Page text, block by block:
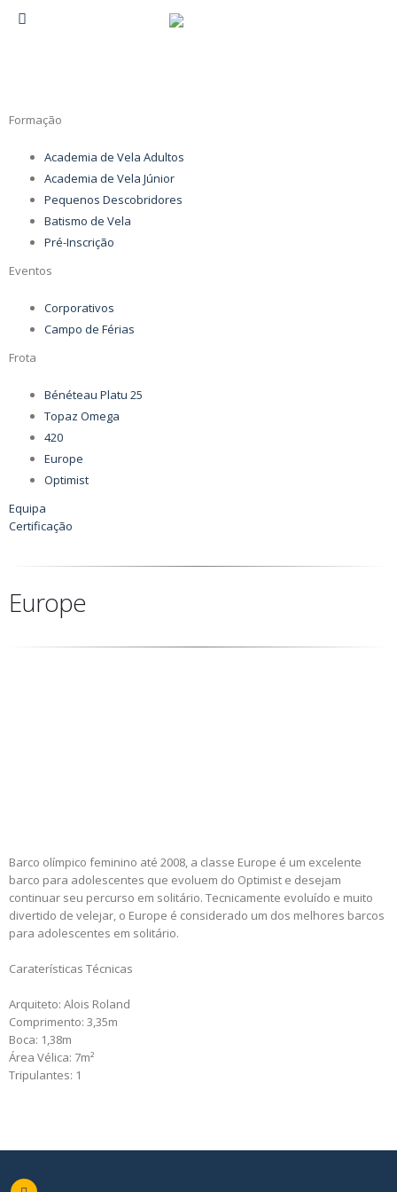
Formação
Academia de Vela Adultos
Academia de Vela Júnior
Pequenos Descobridores
Batismo de Vela
Pré-Inscrição
Eventos
Corporativos
Campo de Férias
Frota
Bénéteau Platu 25
Topaz Omega
420
Europe
Optimist
Equipa
Certificação
Europe
Barco olímpico feminino até 2008, a classe Europe é um excelente
barco para adolescentes que evoluem do Optimist e desejam
continuar seu percurso em solitário. Tecnicamente evoluído e muito
divertido de velejar, o Europe é considerado um dos melhores barcos
para adolescentes em solitário.
Caraterísticas Técnicas
Arquiteto: Alois Roland
Comprimento: 3,35m
Boca: 1,38m
Área Vélica: 7m²
Tripulantes: 1